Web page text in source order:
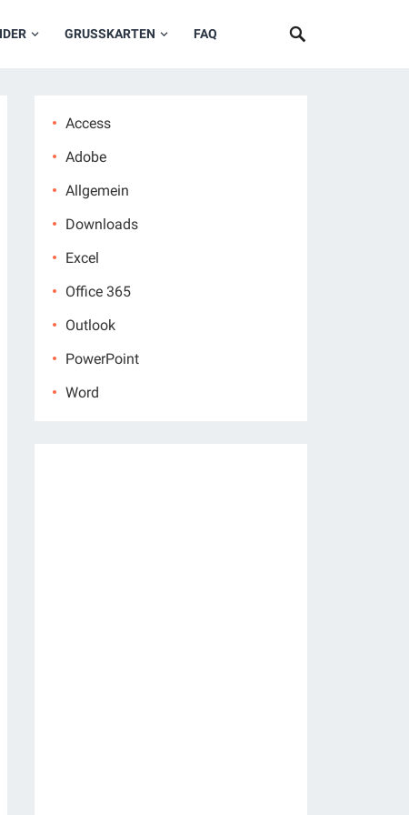
GRUSSKARTEN FAQ
Access
Adobe
Allgemein
Downloads
Excel
Office 365
Outlook
PowerPoint
Word